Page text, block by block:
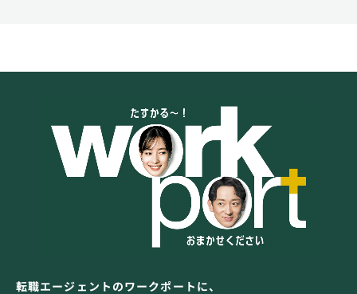
転職エージェントのワークポートに、